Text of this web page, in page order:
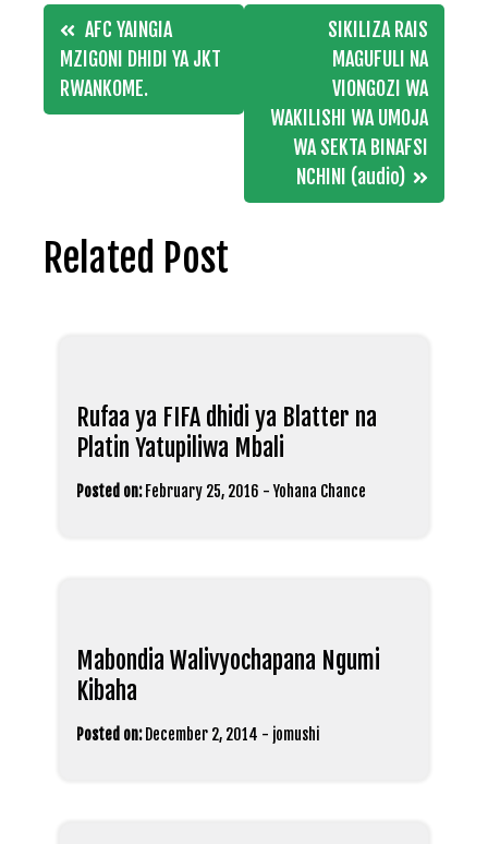
Post
navigation
AFC YAINGIA
MZIGONI DHIDI YA JKT
RWANKOME.
SIKILIZA RAIS
MAGUFULI NA
VIONGOZI WA
WAKILISHI WA UMOJA
WA SEKTA BINAFSI
NCHINI (audio)
Related Post
Rufaa ya FIFA dhidi ya Blatter na
Platin Yatupiliwa Mbali
Posted on: February 25, 2016 -Yohana Chance
Mabondia Walivyochapana Ngumi
Kibaha
Posted on: December 2, 2014 - jomushi